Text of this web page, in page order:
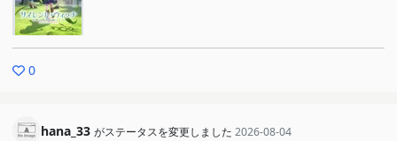
0
hana_33 がステータスを変更しました 2026-08-04